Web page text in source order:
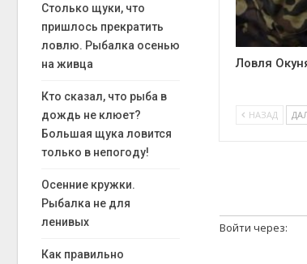
Ловля
НАЗАД
Войти через:
Столько щуки, что
пришлось прекратить
ловлю. Рыбалка осенью
на живца
Кто сказал, что рыба в
дождь не клюет?
Большая щука ловится
только в непогоду!
Осенние кружки.
Рыбалка не для
ленивых
Как правильно